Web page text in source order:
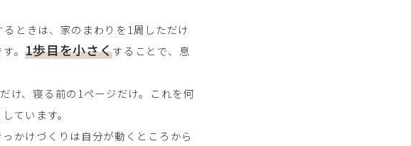
ときは、家のまわりを1周しただけ
。1歩目を小さくすることで、息
け、寝る前の1ページだけ。これを何
ています。
かけづくりは自分が動くところから